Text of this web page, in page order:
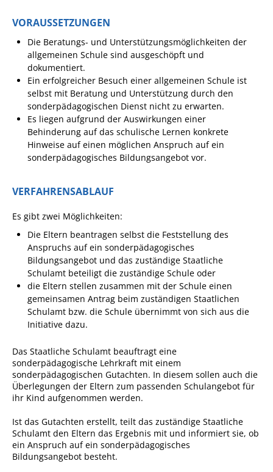
Kläranlage
Kommunale
Netzmonitor der NetzeBW
Gemmrigheimer
Infokalender
Zahlen & Fakten
RATHAUS
Öffnungszeiten
Kontakt
Online-Bürgerportal
Behördenwegweiser
Lebenslagen
Leistungen - Service BW
Formulare
VORAUSSETZUNGEN
Die Beratungs- und Unterstützungsmöglichkeiten der
allgemeinen Schule sind ausgeschöpft und
dokumentiert.
Ein erfolgreicher Besuch einer allgemeinen Schule ist
selbst mit Beratung und Unterstützung durch den
sonderpädagogischen Dienst nicht zu erwarten.
Es liegen aufgrund der Auswirkungen einer
Behinderung auf das schulische Lernen konkrete
Hinweise auf einen möglichen Anspruch auf ein
sonderpädagogisches Bildungsangebot vor.
VERFAHRENSABLAUF
Es gibt zwei Möglichkeiten:
Die Eltern beantragen selbst die Feststellung des
Anspruchs auf ein sonderpädagogisches
Bildungsangebot und das zuständige Staatliche
Schulamt beteiligt die zuständige Schule oder
die Eltern stellen zusammen mit der Schule einen
gemeinsamen Antrag beim zuständigen Staatlichen
Schulamt bzw. die Schule übernimmt von sich aus die
Initiative dazu.
Das Staatliche Schulamt beauftragt eine
sonderpädagogische Lehrkraft mit einem
sonderpädagogischen Gutachten. In diesem sollen auch die
Überlegungen der Eltern zum passenden Schulangebot für
ihr Kind aufgenommen werden.
Ist das Gutachten erstellt, teilt das zuständige Staatliche
Schulamt den Eltern das Ergebnis mit und informiert sie, ob
ein Anspruch auf ein sonderpädagogisches
Bildungsangebot besteht.